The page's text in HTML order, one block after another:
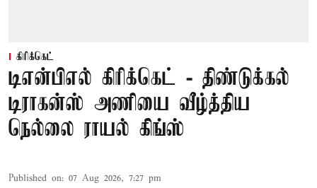
கிரிக்கெட்
டிஎன்பிஎல் கிரிக்கெட் - திண்டுக்கல்
டிராகன்ஸ் அணியை வீழ்த்திய
நெல்லை ராயல் கிங்ஸ்
Published on: 07 Aug 2026, 7:27 pm